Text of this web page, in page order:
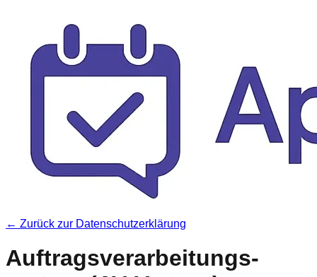
← Zurück zur Datenschutzerklärung
Auftragsverarbeitungs­